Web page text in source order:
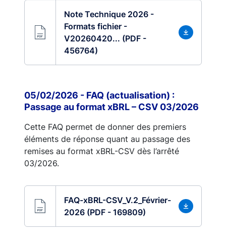
Note Technique 2026 -
Formats fichier -
V20260420... (PDF -
456764)
05/02/2026 - FAQ (actualisation) :
Passage au format xBRL – CSV 03/2026
Cette FAQ permet de donner des premiers
éléments de réponse quant au passage des
remises au format xBRL-CSV dès l’arrêté
03/2026.
FAQ-xBRL-CSV_V.2_Février-
2026 (PDF - 169809)